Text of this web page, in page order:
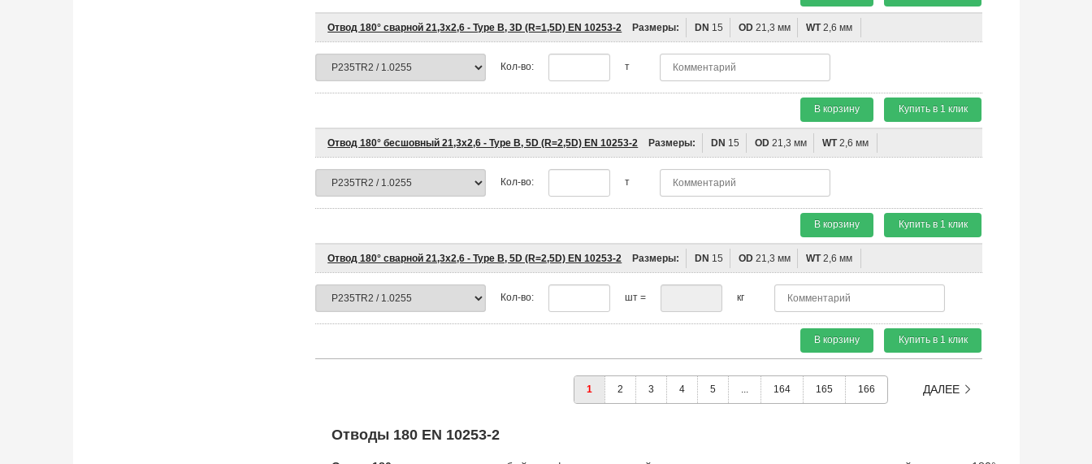
Отвод 180° сварной 21,3х2,6 - Type B, 3D (R=1,5D) EN 10253-2 Размеры: DN 15 OD 21,3 мм WT2,6 мм
Кол-во: т
В корзину Купить в 1 клик
Отвод 180° бесшовный 21,3х2,6 - Type B, 5D (R=2,5D) EN 10253-2 Размеры: DN 15 OD 21,3 мм WT2,6 мм
Кол-во: т
В корзину Купить в 1 клик
Отвод 180° сварной 21,3х2,6 - Type B, 5D (R=2,5D) EN 10253-2 Размеры: DN 15 OD 21,3 мм WT2,6 мм
Кол-во: шт = кг
В корзину Купить в 1 клик
1 2 3 4 5 ... 164 165 166 ДАЛЕЕ
Отводы 180 EN 10253-2